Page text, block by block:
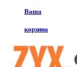
Ваша
корзина